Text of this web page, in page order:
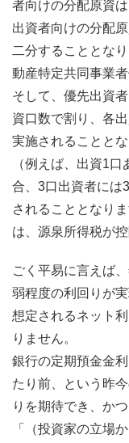
者向けの分配原資
出資者向けの分配
二分することとな
動産特定共同事業
そして、優先出資
資口数で割り、各
実施されることとな
（例えば、出資1
合、3口出資者には
されることとなり
は、源泉所得税が控
ごく平易に言えば
弱程度の利回りが
想定されるネット
りません。
銀行の定期預金金
たり前、という昨
りを期待でき、か
「（投資家の立場